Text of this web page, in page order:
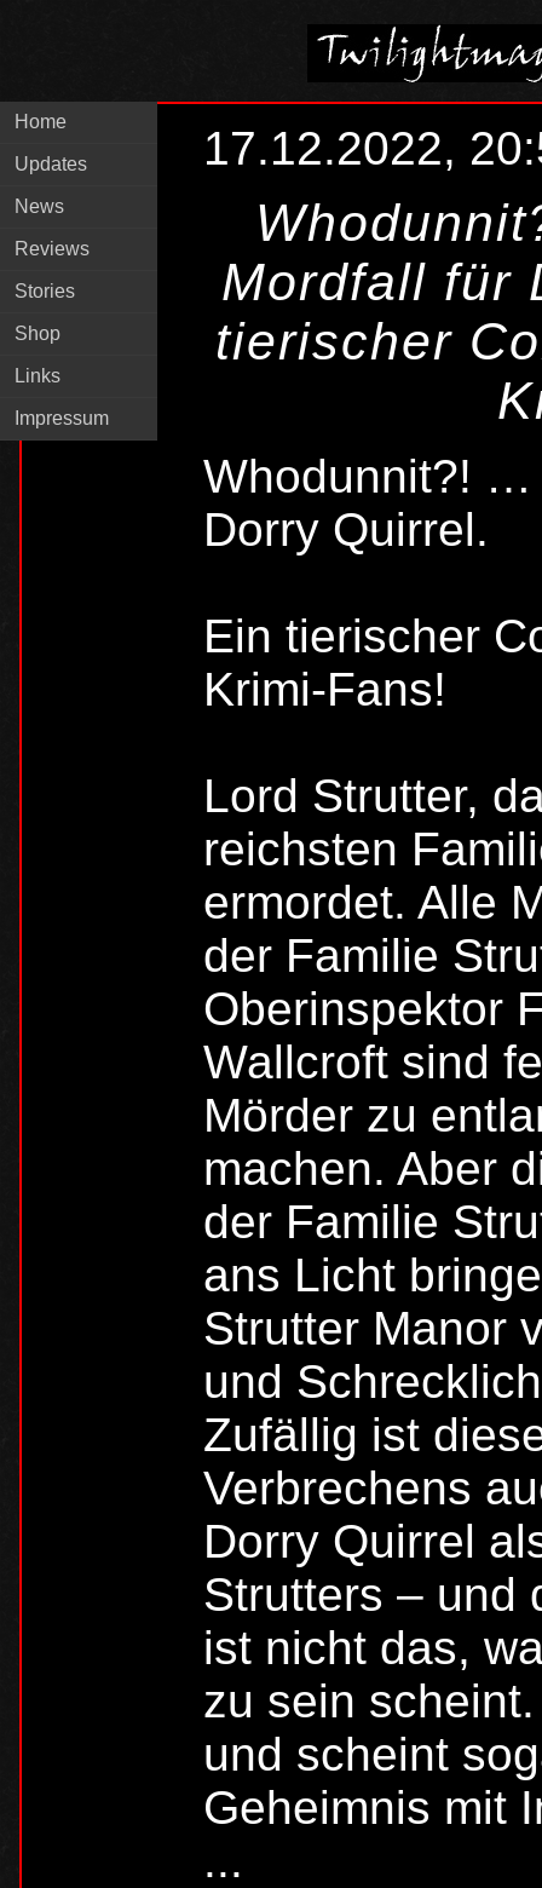
Home
Updates
News
Reviews
Stories
Shop
Links
Impressum
17.12.2022,
Mordfall für
tierischer
Whodunnit?! …
Dorry Quirrel.
Ein tierischer
Krimi-Fans!
Lord Strutter,
reichsten
ermordet. Alle
der Familie
Oberinspektor
Wallcroft sind
Mörder zu
machen. Aber
der Familie
ans Licht
Strutter Manor
und
Zufällig ist
Verbrechens
Dorry Quirrel
Strutters – und
ist nicht das,
zu sein
und scheint
Geheimnis mit
...